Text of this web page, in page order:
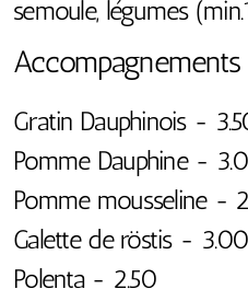
semoule, légumes
Accompagnements
Gratin Dauphinois -
Pomme Dauphine -
Pomme mousseline -
Galette de röstis - 3.00
Polenta - 2.50